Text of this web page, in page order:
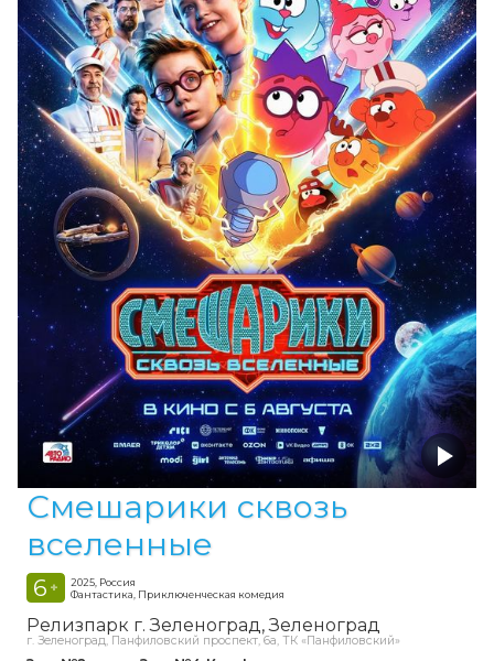
Смешарики сквозь
вселенные
6 +
2025, Россия
Фантастика, Приключенческая комедия
Релизпарк г. Зеленоград Зеленоград
г. Зеленоград, Панфиловский проспект, 6а, ТК «Панфиловский»